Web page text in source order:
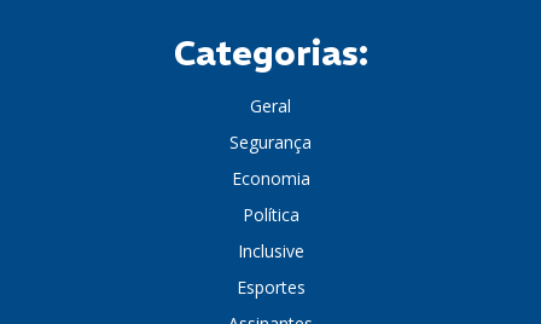
Categorias:
Geral
Segurança
Economia
Política
Inclusive
Esportes